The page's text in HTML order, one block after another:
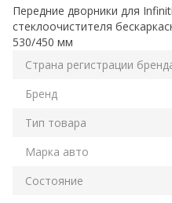
Передние дворники для
стеклоочистителя
530/450 мм
Страна регистрации
Бренд
Тип товара
Марка авто
Состояние